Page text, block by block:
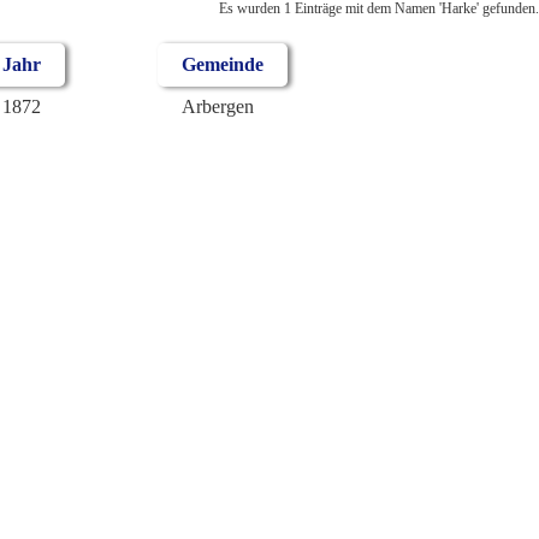
Es wurden 1 Einträge mit dem Namen 'Harke' gefunden.
Jahr Gemeinde
1872 Arbergen